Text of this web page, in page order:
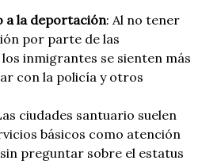
a la deportación: Al no tener
por parte de las
inmigrantes se sienten más
con la policía y otros
ciudades santuario suelen
básicos como atención
preguntar sobre el estatus